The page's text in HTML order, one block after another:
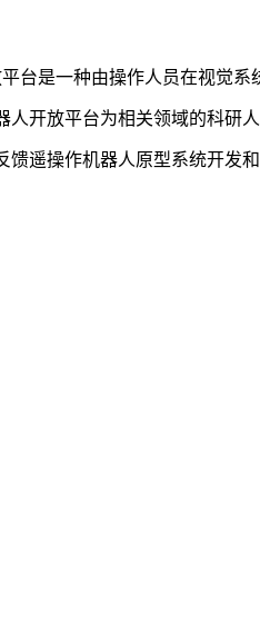
台是一种由操作人员在视觉
人开放平台为相关领域的科研
馈遥操作机器人原型系统开发